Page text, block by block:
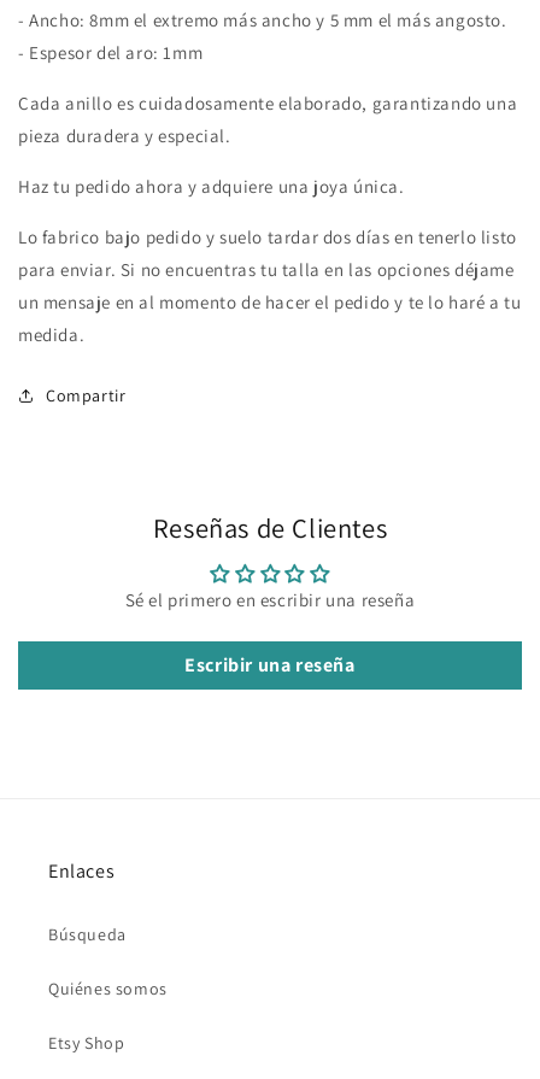
- Ancho: 8mm el extremo más ancho y 5 mm el más angosto.
- Espesor del aro: 1mm
Cada anillo es cuidadosamente elaborado, garantizando una
pieza duradera y especial.
Haz tu pedido ahora y adquiere una joya única.
Lo fabrico bajo pedido y suelo tardar dos días en tenerlo listo
para enviar. Si no encuentras tu talla en las opciones déjame
un mensaje en al momento de hacer el pedido y te lo haré a tu
medida.
Compartir
Reseñas de Clientes
Sé el primero en escribir una reseña
Escribir una reseña
Enlaces
Búsqueda
Quiénes somos
Etsy Shop